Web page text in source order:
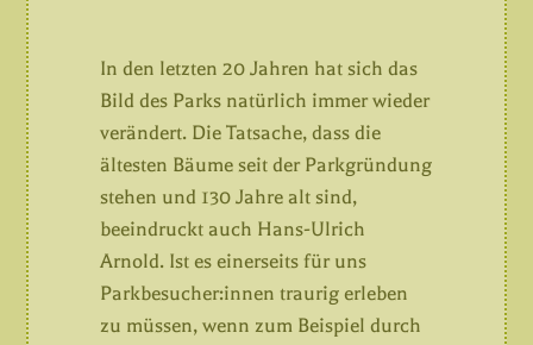
In den letzten 20 Jahren hat sich das
Bild des Parks natürlich immer wieder
verändert. Die Tatsache, dass die
ältesten Bäume seit der Parkgründung
stehen und 130 Jahre alt sind,
beeindruckt auch Hans-Ulrich
Arnold. Ist es einerseits für uns
Parkbesucher:innen traurig erleben
zu müssen, wenn zum Beispiel durch